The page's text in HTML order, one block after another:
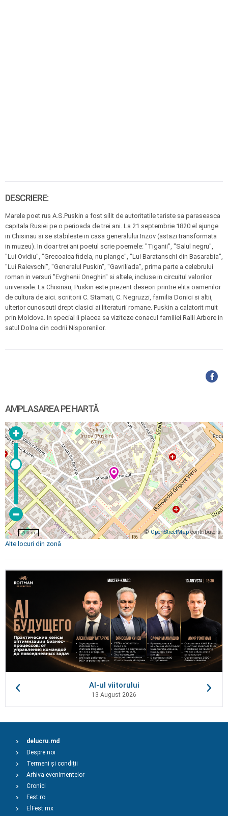
DESCRIERE:
Marele poet rus A.S.Puskin a fost silit de autoritatile tariste sa paraseasca
capitala Rusiei pe o perioada de trei ani. La 21 septembrie 1820 el ajunge
in Chisinau si se stabileste in casa generalului Inzov (astazi transformata
in muzeu). In doar trei ani poetul scrie poemele: "Tiganii", "Salul negru",
"Lui Ovidiu", "Grecoaica fidela, nu plange", "Lui Baratanschi din Basarabia",
"Lui Raievschi", "Generalul Puskin", "Gavriliada", prima parte a celebrului
roman in versuri "Evghenii Oneghin" si altele, incluse in circuitul valorilor
universale. La Chisinau, Puskin este prezent deseori printre elita oamenilor
de cultura de aici. scriitorii C. Stamati, C. Negruzzi, familia Donici si altii,
ulterior cunoscuti drept clasici ai literaturii romane. Puskin a calatorit mult
prin Moldova. In special ii placea sa viziteze conacul familiei Ralli Arbore in
satul Dolna din codrii Nisporenilor.
AMPLASAREA PE HARTĂ
© OpenStreetMapcontributors
200 m
Alte locuri din zonă
AI-ul viitorului
13 August 2026
delucru.md
Despre noi
Termeni și condiții
Arhiva evenimentelor
Cronici
Fest.ro
ElFest.mx